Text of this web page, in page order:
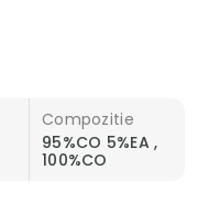
Compozitie
95%CO 5%EA ,
100%CO